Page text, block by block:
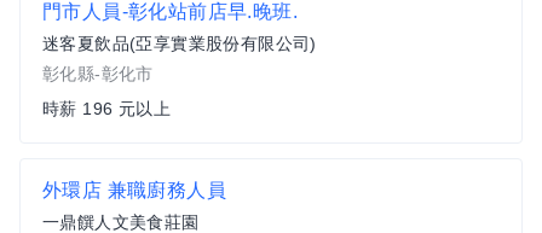
門市人員-彰化站前店早.晚班.
迷客夏飲品(亞享實業股份有限公司)
彰化縣-彰化市
時薪 196 元以上
外環店 兼職廚務人員
一鼎饌人文美食莊園